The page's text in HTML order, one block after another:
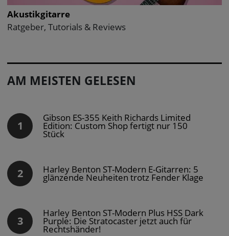
Akustikgitarre
Ratgeber, Tutorials & Reviews
AM MEISTEN GELESEN
Gibson ES-355 Keith Richards Limited
Edition: Custom Shop fertigt nur 150
Stück
Harley Benton ST-Modern E-Gitarren: 5
glänzende Neuheiten trotz Fender Klage
Harley Benton ST-Modern Plus HSS Dark
Purple: Die Stratocaster jetzt auch für
Rechtshänder!